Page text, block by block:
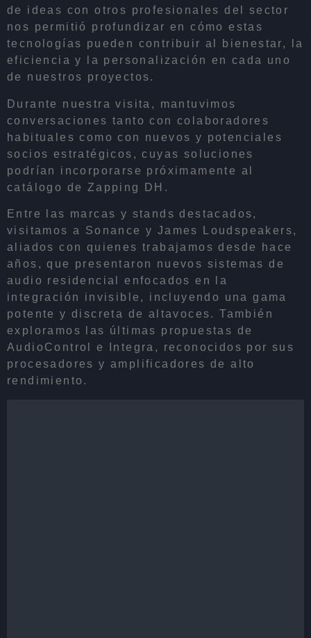
de ideas con otros profesionales del sector
nos permitió profundizar en cómo estas
tecnologías pueden contribuir al bienestar, la
eficiencia y la personalización en cada uno
de nuestros proyectos.
Durante nuestra visita, mantuvimos
conversaciones tanto con colaboradores
habituales como con nuevos y potenciales
socios estratégicos, cuyas soluciones
podrían incorporarse próximamente al
catálogo de Zapping DH.
Entre las marcas y stands destacados,
visitamos a Sonance y James Loudspeakers,
aliados con quienes trabajamos desde hace
años, que presentaron nuevos sistemas de
audio residencial enfocados en la
integración invisible, incluyendo una gama
potente y discreta de altavoces. También
exploramos las últimas propuestas de
AudioControl e Integra, reconocidos por sus
procesadores y amplificadores de alto
rendimiento.